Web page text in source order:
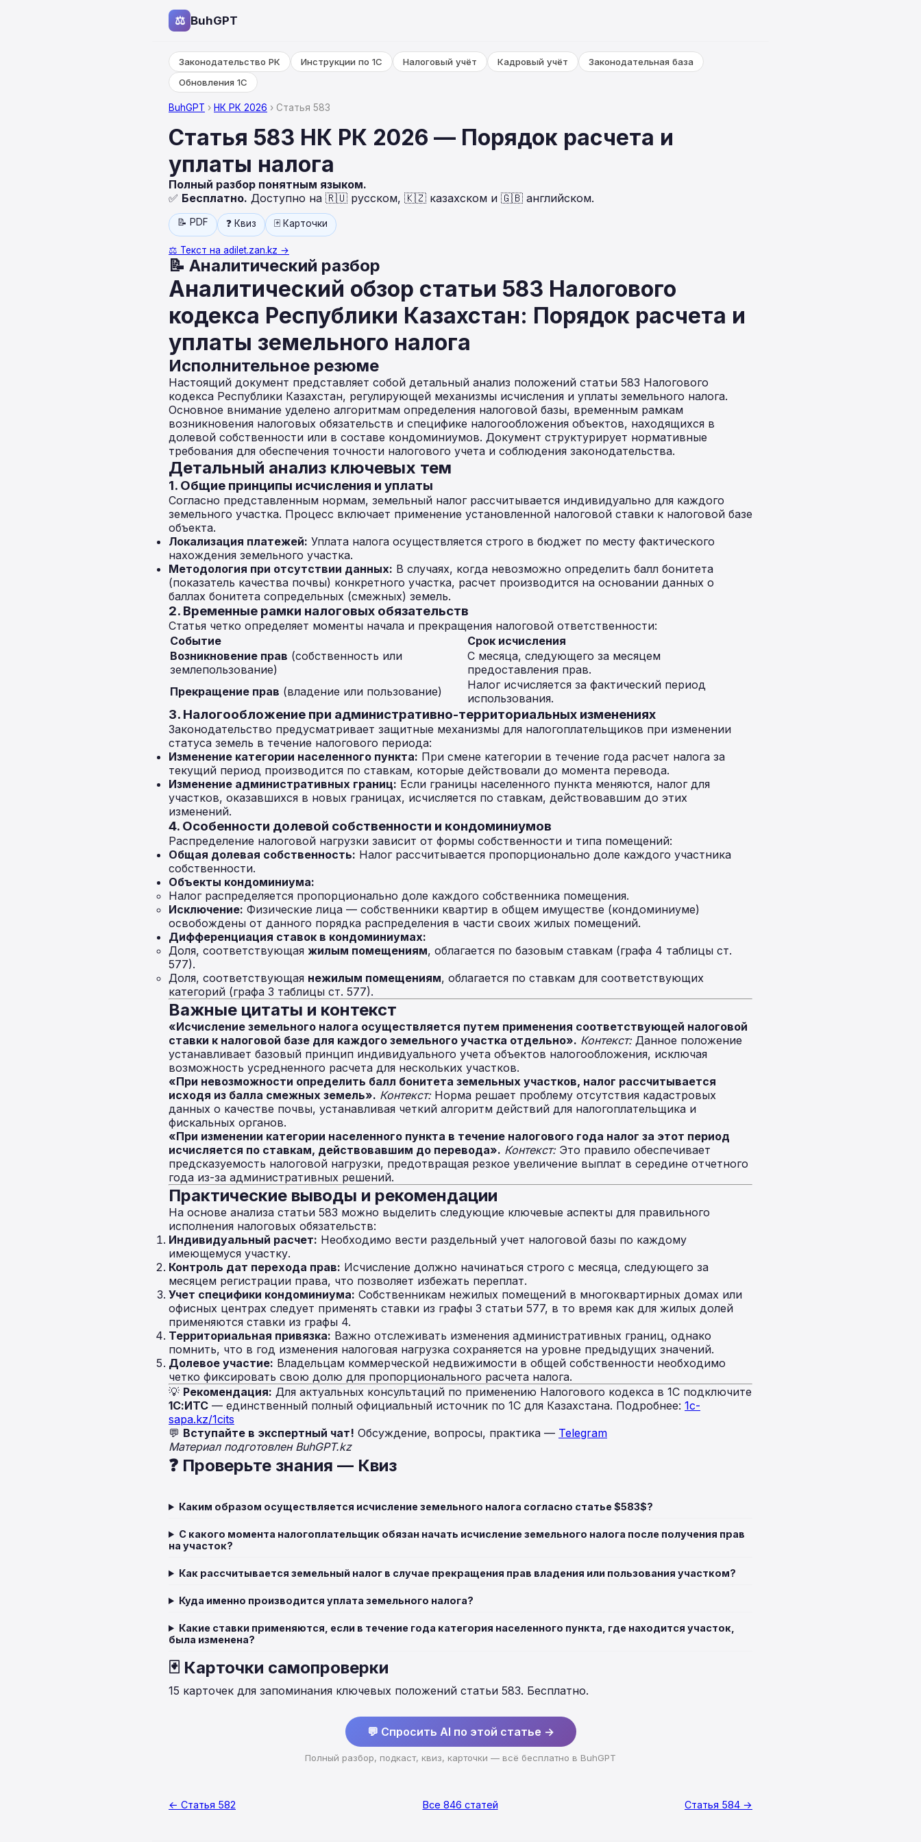
⚖ BuhGPT
Законодательство РК Инструкции по 1С Налоговый учёт Кадровый учёт
Законодательная база
Обновления 1С
BuhGPT › НК РК 2026 › Статья 583
Статья 583 НК РК 2026 — Порядок расчета и
уплаты налога
Полный разбор понятным языком.
✅ Бесплатно. Доступно на 🇷🇺 русском, 🇰🇿 казахском и 🇬🇧 английском.
📝 PDF ❓ Квиз 🃏 Карточки
⚖️ Текст на adilet.zan.kz →
📝 Аналитический разбор
Аналитический обзор статьи 583 Налогового
кодекса Республики Казахстан: Порядок расчета и
уплаты земельного налога
Исполнительное резюме
Настоящий документ представляет собой детальный анализ положений статьи 583 Налогового
кодекса Республики Казахстан, регулирующей механизмы исчисления и уплаты земельного налога.
Основное внимание уделено алгоритмам определения налоговой базы, временным рамкам
возникновения налоговых обязательств и специфике налогообложения объектов, находящихся в
долевой собственности или в составе кондоминиумов. Документ структурирует нормативные
требования для обеспечения точности налогового учета и соблюдения законодательства.
Детальный анализ ключевых тем
1. Общие принципы исчисления и уплаты
Согласно представленным нормам, земельный налог рассчитывается индивидуально для каждого
земельного участка. Процесс включает применение установленной налоговой ставки к налоговой базе
объекта.
Локализация платежей: Уплата налога осуществляется строго в бюджет по месту фактического
нахождения земельного участка.
Методология при отсутствии данных: В случаях, когда невозможно определить балл бонитета
(показатель качества почвы) конкретного участка, расчет производится на основании данных о
баллах бонитета сопредельных (смежных) земель.
2. Временные рамки налоговых обязательств
Статья четко определяет моменты начала и прекращения налоговой ответственности:
Событие
Срок исчисления
Возникновение прав (собственность или
землепользование)
С месяца, следующего за месяцем
предоставления прав.
Прекращение прав (владение или пользование)
Налог исчисляется за фактический период
использования.
3. Налогообложение при административно-территориальных изменениях
Законодательство предусматривает защитные механизмы для налогоплательщиков при изменении
статуса земель в течение налогового периода:
Изменение категории населенного пункта: При смене категории в течение года расчет налога за
текущий период производится по ставкам, которые действовали до момента перевода.
Изменение административных границ: Если границы населенного пункта меняются, налог для
участков, оказавшихся в новых границах, исчисляется по ставкам, действовавшим до этих
изменений.
4. Особенности долевой собственности и кондоминиумов
Распределение налоговой нагрузки зависит от формы собственности и типа помещений:
Общая долевая собственность: Налог рассчитывается пропорционально доле каждого участника
собственности.
Объекты кондоминиума:
Налог распределяется пропорционально доле каждого собственника помещения.
Исключение: Физические лица — собственники квартир в общем имуществе (кондоминиуме)
освобождены от данного порядка распределения в части своих жилых помещений.
Дифференциация ставок в кондоминиумах:
Доля, соответствующая жилым помещениям, облагается по базовым ставкам (графа 4 таблицы ст.
577).
Доля, соответствующая нежилым помещениям, облагается по ставкам для соответствующих
категорий (графа 3 таблицы ст. 577).
Важные цитаты и контекст
«Исчисление земельного налога осуществляется путем применения соответствующей налоговой
ставки к налоговой базе для каждого земельного участка отдельно». Контекст:Данное положение
устанавливает базовый принцип индивидуального учета объектов налогообложения, исключая
возможность усредненного расчета для нескольких участков.
«При невозможности определить балл бонитета земельных участков, налог рассчитывается
исходя из балла смежных земель». Контекст:Норма решает проблему отсутствия кадастровых
данных о качестве почвы, устанавливая четкий алгоритм действий для налогоплательщика и
фискальных органов.
«При изменении категории населенного пункта в течение налогового года налог за этот период
исчисляется по ставкам, действовавшим до перевода». Контекст:Это правило обеспечивает
предсказуемость налоговой нагрузки, предотвращая резкое увеличение выплат в середине отчетного
года из-за административных решений.
Практические выводы и рекомендации
На основе анализа статьи 583 можно выделить следующие ключевые аспекты для правильного
исполнения налоговых обязательств:
Индивидуальный расчет: Необходимо вести раздельный учет налоговой базы по каждому
имеющемуся участку.
Контроль дат перехода прав: Исчисление должно начинаться строго с месяца, следующего за
месяцем регистрации права, что позволяет избежать переплат.
Учет специфики кондоминиума: Собственникам нежилых помещений в многоквартирных домах или
офисных центрах следует применять ставки из графы 3 статьи 577, в то время как для жилых долей
применяются ставки из графы 4.
Территориальная привязка: Важно отслеживать изменения административных границ, однако
помнить, что в год изменения налоговая нагрузка сохраняется на уровне предыдущих значений.
Долевое участие: Владельцам коммерческой недвижимости в общей собственности необходимо
четко фиксировать свою долю для пропорционального расчета налога.
💡 Рекомендация: Для актуальных консультаций по применению Налогового кодекса в 1С подключите
1С:ИТС — единственный полный официальный источник по 1С для Казахстана. Подробнее: 1c-
sapa.kz/1cits
💬 Вступайте в экспертный чат! Обсуждение, вопросы, практика — Telegram
Материал подготовлен BuhGPT.kz
❓ Проверьте знания — Квиз
Каким образом осуществляется исчисление земельного налога согласно статье $583$?
С какого момента налогоплательщик обязан начать исчисление земельного налога после получения прав
на участок?
Как рассчитывается земельный налог в случае прекращения прав владения или пользования участком?
Куда именно производится уплата земельного налога?
Какие ставки применяются, если в течение года категория населенного пункта, где находится участок,
была изменена?
🃏 Карточки самопроверки
15 карточек для запоминания ключевых положений статьи 583. Бесплатно.
💬 Спросить AI по этой статье →
Полный разбор, подкаст, квиз, карточки — всё бесплатно в BuhGPT
← Статья 582 Все 846 статей Статья 584 →